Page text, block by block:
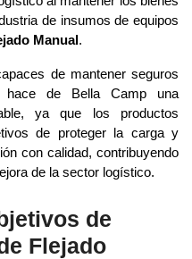
de insumos de equipos
Manual.
de mantener seguros
hace de Bella Camp una
ya que los productos
de proteger la carga y
con calidad, contribuyendo
de la sector logístico.
de
Flejado